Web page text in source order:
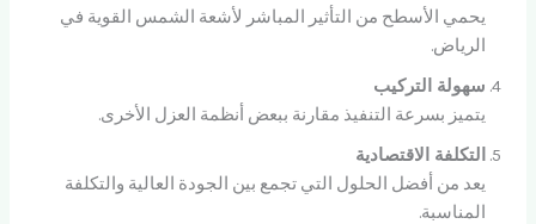
يحمي الأسطح من التأثير المباشر لأشعة الشمس القوية في
الرياض.
سهولة التركيب
يتميز بسرعة التنفيذ مقارنة ببعض أنظمة العزل الأخرى.
التكلفة الاقتصادية
يعد من أفضل الحلول التي تجمع بين الجودة العالية والتكلفة
المناسبة.